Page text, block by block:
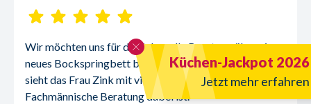
Küchen-Jackpot 2026
Jetzt mehr erfahren
Wir möchten uns für die liebevolle Beratung über ein
neues Bockspringbett bei Frau Zink bedanken. Man
sieht das Frau Zink mit viel Herzblut und
Fachmännische Beratung dabei ist.